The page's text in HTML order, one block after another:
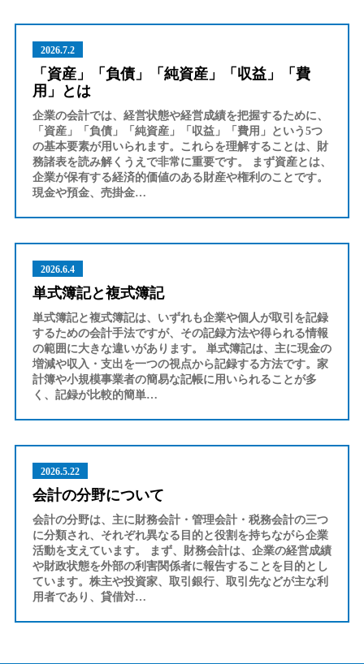
2026.7.2
「資産」「負債」「純資産」「収益」「費
用」とは
企業の会計では、経営状態や経営成績を把握するために、
「資産」「負債」「純資産」「収益」「費用」という5つ
の基本要素が用いられます。これらを理解することは、財
務諸表を読み解くうえで非常に重要です。 まず資産とは、
企業が保有する経済的価値のある財産や権利のことです。
現金や預金、売掛金…
2026.6.4
単式簿記と複式簿記
単式簿記と複式簿記は、いずれも企業や個人が取引を記録
するための会計手法ですが、その記録方法や得られる情報
の範囲に大きな違いがあります。 単式簿記は、主に現金の
増減や収入・支出を一つの視点から記録する方法です。家
計簿や小規模事業者の簡易な記帳に用いられることが多
く、記録が比較的簡単…
2026.5.22
会計の分野について
会計の分野は、主に財務会計・管理会計・税務会計の三つ
に分類され、それぞれ異なる目的と役割を持ちながら企業
活動を支えています。 まず、財務会計は、企業の経営成績
や財政状態を外部の利害関係者に報告することを目的とし
ています。株主や投資家、取引銀行、取引先などが主な利
用者であり、貸借対…